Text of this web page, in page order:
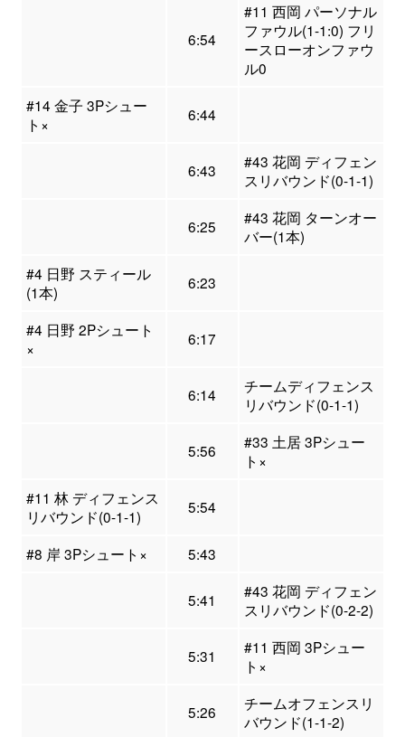
6:54
#11 西岡 パーソナル
ファウル(1-1:0) フリ
ースローオンファウ
ル0
#14 金子 3Pシュー
ト×
6:44
6:43
#43 花岡 ディフェン
スリバウンド(0-1-1)
6:25
#43 花岡 ターンオー
バー(1本)
#4 日野 スティール
(1本)
6:23
#4 日野 2Pシュート
×
6:17
6:14
チームディフェンス
リバウンド(0-1-1)
5:56
#33 土居 3Pシュー
ト×
#11 林 ディフェンス
リバウンド(0-1-1)
5:54
#8 岸 3Pシュート× 5:43
5:41
#43 花岡 ディフェン
スリバウンド(0-2-2)
5:31
#11 西岡 3Pシュー
ト×
5:26
チームオフェンスリ
バウンド(1-1-2)